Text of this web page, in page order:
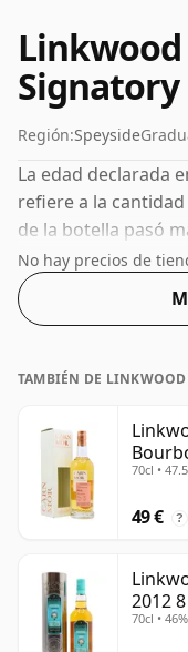
Linkwood
Signatory
Región:Speyside
La edad declarada
refiere a la
de la botella pasó
el caso de este
años. Embotellado
más popular del
No hay precios de
TAMBIÉN DE LINKWOOD
70cl •
49 € ?
2012
70cl • 46%